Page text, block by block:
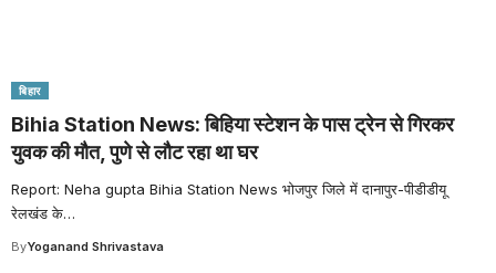
बिहार
Bihia Station News: बिहिया स्टेशन के पास ट्रेन से गिरकर
युवक की मौत, पुणे से लौट रहा था घर
Report: Neha gupta Bihia Station News भोजपुर जिले में दानापुर-पीडीडीयू
रेलखंड के…
ByYoganand Shrivastava